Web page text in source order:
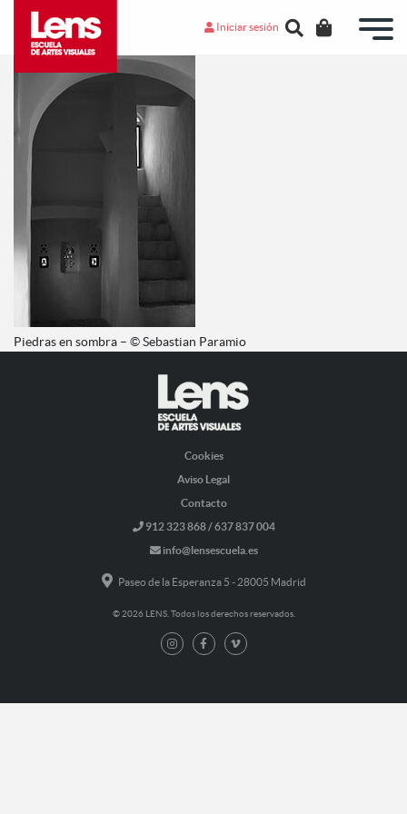
Iniciar sesión
Piedras en sombra – © Sebastian Paramio
Cookies
Aviso Legal
Contacto
912 323 868 / 637 837 004
info@lensescuela.es
Paseo de la Esperanza 5 - 28005 Madrid
© 2026 LENS. Todos los derechos reservados.